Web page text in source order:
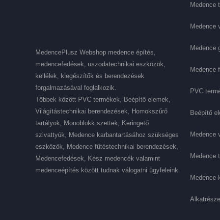
MedencePlusz Webshop medence építés,
medencefedések, uszodatechnikai eszközök,
kellélek, kiegészítők és berendezések
forgalmazásával foglalkozik.
Többek között PVC termékek, Beépítő elemek,
Világítástechnikai berendezések, Homokszűrő
tartályok, Monoblokk szettek, Keringető
szivattyúk, Medence karbantartásához szükséges
eszközök, Medence fűtéstechnikai berendezések,
Medencefedések, Kész medencék valamint
medenceépítés között tudnak válogatni ügyfeleink.
Medence
Medence
Medence
Medence
PVC
Beépítő
Medence
Medence
Medence